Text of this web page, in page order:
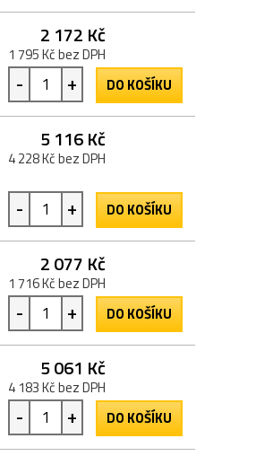
2 172 Kč
1 795 Kč bez DPH
- + DO KOŠÍKU
5 116 Kč
4 228 Kč bez DPH
- + DO KOŠÍKU
2 077 Kč
1 716 Kč bez DPH
- + DO KOŠÍKU
5 061 Kč
4 183 Kč bez DPH
- + DO KOŠÍKU